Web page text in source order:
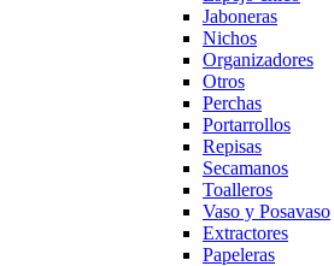
Jaboneras
Nichos
Organizadores
Otros
Perchas
Portarrollos
Repisas
Secamanos
Toalleros
Vaso y Posavaso
Extractores
Papeleras